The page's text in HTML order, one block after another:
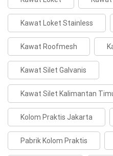
Kawat Loket Stainless
Kawat Roofmesh
Kawat Silet Galvanis
Kawat Silet Kalimantan
Kolom Praktis Jakarta
Pabrik Kolom Praktis